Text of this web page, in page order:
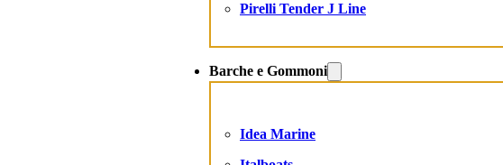
Pirelli Tender J Line
Barche e Gommoni
Idea Marine